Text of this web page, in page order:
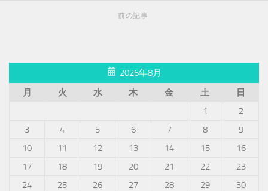
前の記事
2026年8月
月
火 水 木 金 土
日
1
2
3
4 5 6 7 8
9
10
11 12 13 14 15
16
17
18 19 20 21 22
23
24
25 26 27 28 29
30